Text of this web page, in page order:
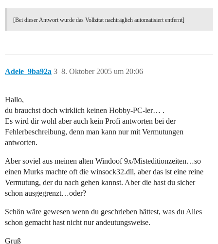
[Bei dieser Antwort wurde das Vollzitat nachträglich automatisiert entfernt]
Adele_9ba92a 8. Oktober 2005 um 20:06
3
Hallo,
du brauchst doch wirklich keinen Hobby-PC-ler… .
Es wird dir wohl aber auch kein Profi antworten bei der
Fehlerbeschreibung, denn man kann nur mit Vermutungen
antworten.
Aber soviel aus meinen alten Windoof 9x/Misteditionzeiten…so
einen Murks machte oft die winsock32.dll, aber das ist eine reine
Vermutung, der du nach gehen kannst. Aber die hast du sicher
schon ausgegrenzt…oder?
Schön wäre gewesen wenn du geschrieben hättest, was du Alles
schon gemacht hast nicht nur andeutungsweise.
Gruß